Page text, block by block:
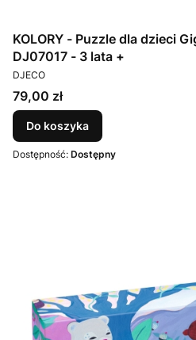
KOLORY - Puzzle dla dzieci Gigant
DJ07017 - 3 lata +
PRODUCENT
DJECO
Cena
79,00 zł
Do koszyka
Dostępność: Dostępny